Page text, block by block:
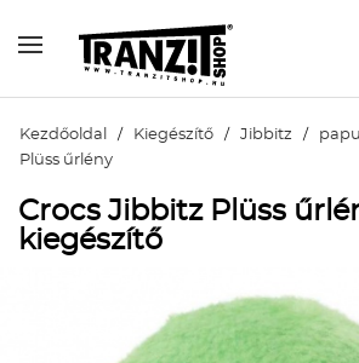
Kezdőoldal / Kiegészítő / Jibbitz /
Plüss űrlény
Crocs Jibbitz Plüss
kiegészítő